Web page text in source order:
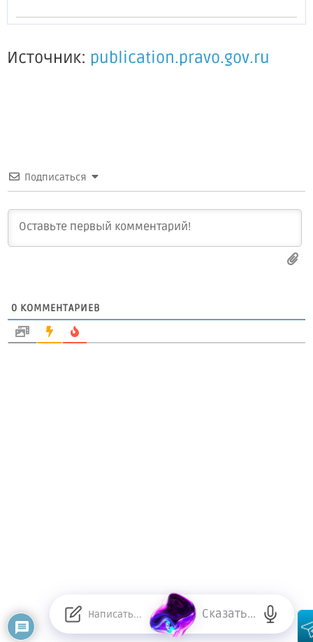
Источник: publication.pravo.gov.ru
Подписаться
0 КОММЕНТАРИЕВ
Сказать...